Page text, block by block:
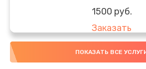
1500 руб.
Заказать
Замена южного
ПОКАЗАТЬ ВСЕ